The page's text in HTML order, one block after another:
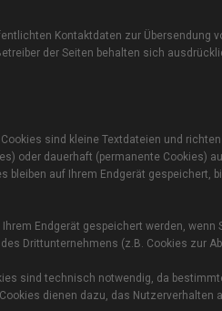
Kontaktdaten zur Übersendung
der Seiten behalten sich
sind kleine Textdateien und
oder dauerhaft (permanente Cookies)
bleiben auf Ihrem Endgerät
Endgerät gespeichert werden,
Drittunternehmens (z.B. Cookies zur
sind technisch notwendig, da
dienen dazu, das Nutzerverhalten